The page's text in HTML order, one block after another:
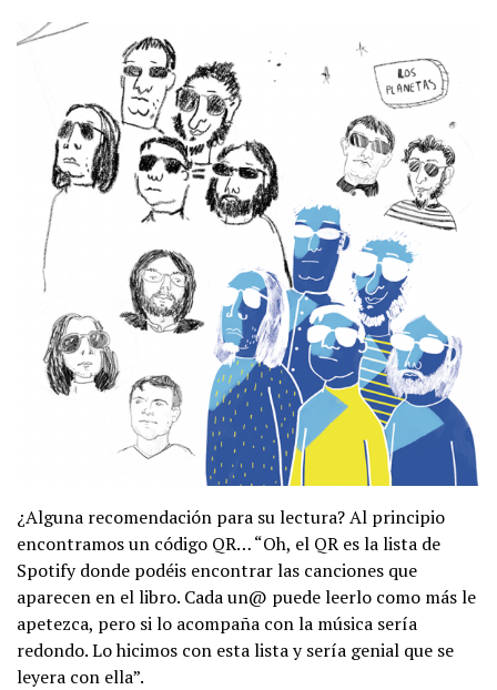
¿Alguna recomendación para su lectura? Al principio
encontramos un código QR… “Oh, el QR es la lista de
Spotify donde podéis encontrar las canciones que
aparecen en el libro. Cada un@ puede leerlo como más le
apetezca, pero si lo acompaña con la música sería
redondo. Lo hicimos con esta lista y sería genial que se
leyera con ella”.